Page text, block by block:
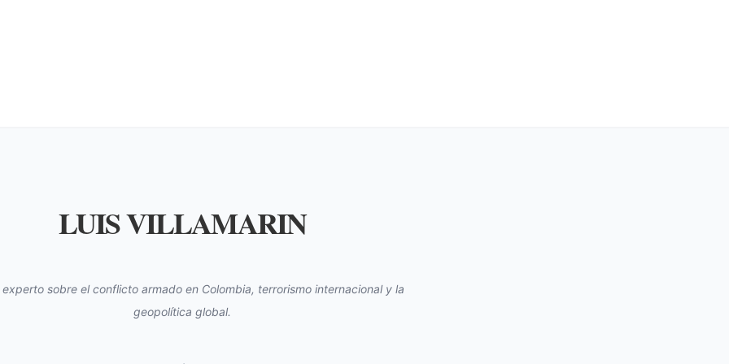
LUIS VILLAMARIN
experto sobre el conflicto armado en Colombia, terrorismo internacional y la
geopolítica global.